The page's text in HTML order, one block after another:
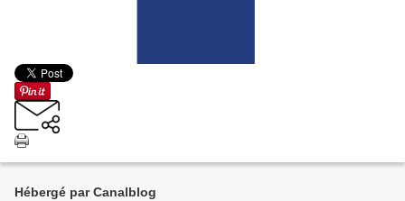
Hébergé par Canalblog